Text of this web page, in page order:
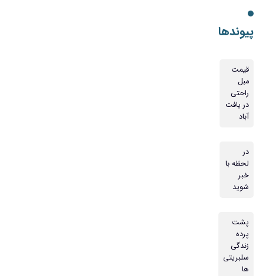
پیوندها
قیمت
مبل
راحتی
در یافت
آباد
در
لحظه با
خبر
شوید
پشت
پرده
زندگی
سلبریتی
ها